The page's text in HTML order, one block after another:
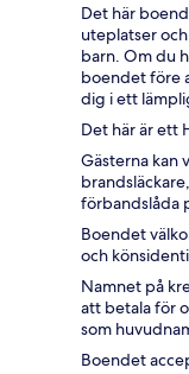
Det här
uteplatser
barn. Om du
boendet före
dig i ett
Det här är ett
Gästerna kan
förbandslåda
Boendet
och
Namnet på
att betala för
som
Boendet